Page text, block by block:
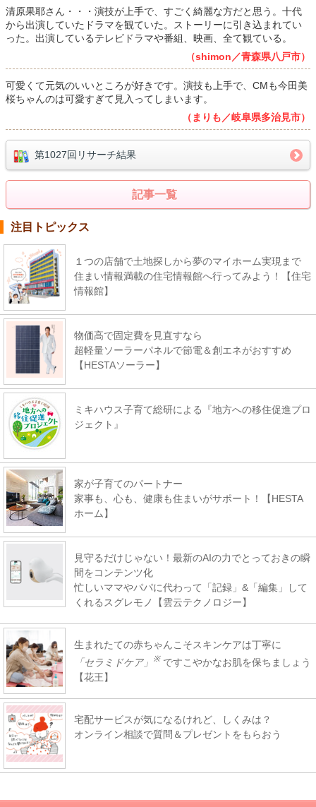
清原果耶さん・・・演技が上手で、すごく綺麗な方だと思う。十代
から出演していたドラマを観ていた。ストーリーに引き込まれてい
った。出演しているテレビドラマや番組、映画、全て観ている。
（shimon／青森県八戸市）
可愛くて元気のいいところが好きです。演技も上手で、CMも今田美
桜ちゃんのは可愛すぎて見入ってしまいます。
（まりも／岐阜県多治見市）
第1027回リサーチ結果
記事一覧
注目トピックス
１つの店舗で土地探しから夢のマイホーム実現まで
住まい情報満載の住宅情報館へ行ってみよう！【住宅
情報館】
物価高で固定費を見直すなら
超軽量ソーラーパネルで節電＆創エネがおすすめ
【HESTAソーラー】
ミキハウス子育て総研による『地方への移住促進プロ
ジェクト』
家が子育てのパートナー
家事も、心も、健康も住まいがサポート！【HESTA
ホーム】
見守るだけじゃない！最新のAIの力でとっておきの瞬
間をコンテンツ化
忙しいママやパパに代わって「記録」&「編集」して
くれるスグレモノ【雲云テクノロジー】
生まれたての赤ちゃんこそスキンケアは丁寧に
「セラミドケア」
※ ですこやかなお肌を保ちましょう
【花王】
宅配サービスが気になるけれど、しくみは？
オンライン相談で質問＆プレゼントをもらおう